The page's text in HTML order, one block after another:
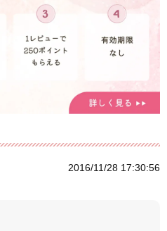
2016/11/28 17:30:56